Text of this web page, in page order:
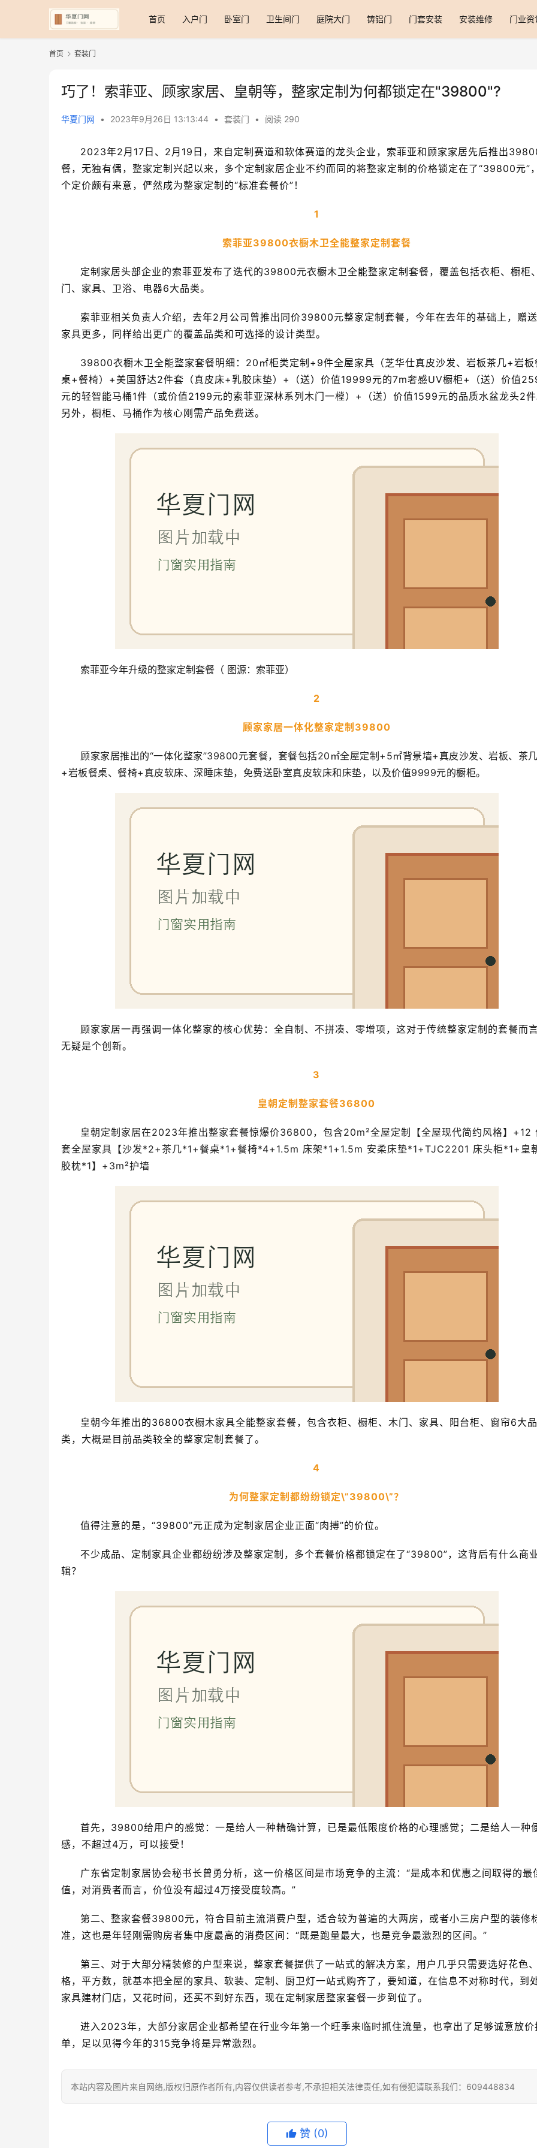
首页 入户门 卧室门 卫生间门 庭院大门 铸铝门 门套安装 安装维修 门业资
首页 套装门
巧了！索菲亚、顾家家居、皇朝等，整家定制为何都锁定在"39800"?
华夏门网 • 2023年9月26日 13:13:44 • 套装门 • 阅读 290
2023年2月17日、2月19日，来自定制赛道和软体赛道的龙头企业，索菲亚和顾家家居先后推出
餐，无独有偶，整家定制兴起以来，多个定制家居企业不约而同的将整家定制的价格锁定在了“39800元”
个定价颇有来意，俨然成为整家定制的“标准套餐价”！
1
索菲亚39800衣橱木卫全能整家定制套餐
定制家居头部企业的索菲亚发布了迭代的39800元衣橱木卫全能整家定制套餐，覆盖包括衣柜、橱柜
门、家具、卫浴、电器6大品类。
索菲亚相关负责人介绍，去年2月公司曾推出同价39800元整家定制套餐，今年在去年的基础上，赠
家具更多，同样给出更广的覆盖品类和可选择的设计类型。
39800衣橱木卫全能整家套餐明细：20㎡柜类定制+9件全屋家具（芝华仕真皮沙发、岩板茶几+岩板
桌+餐椅）+美国舒达2件套（真皮床+乳胶床垫）+（送）价值19999元的7m奢感UV橱柜+（送）价值
元的轻智能马桶1件（或价值2199元的索菲亚深林系列木门一樘）+（送）价值1599元的品质水盆龙头2
另外，橱柜、马桶作为核心刚需产品免费送。
索菲亚今年升级的整家定制套餐（ 图源：索菲亚）
2
顾家家居一体化整家定制39800
顾家家居推出的“一体化整家”39800元套餐，套餐包括20㎡全屋定制+5㎡背景墙+真皮沙发、岩板、茶
+岩板餐桌、餐椅+真皮软床、深睡床垫，免费送卧室真皮软床和床垫，以及价值9999元的橱柜。
顾家家居一再强调一体化整家的核心优势：全自制、不拼凑、零增项，这对于传统整家定制的套餐而
无疑是个创新。
3
皇朝定制整家套餐36800
皇朝定制家居在2023年推出整家套餐惊爆价36800，包含20m²全屋定制【全屋现代简约风格】+12
套全屋家具【沙发*2+茶几*1+餐桌*1+餐椅*4+1.5m 床架*1+1.5m 安柔床垫*1+TJC2201 床头柜*1+皇
胶枕*1】+3m²护墙
皇朝今年推出的36800衣橱木家具全能整家套餐，包含衣柜、橱柜、木门、家具、阳台柜、窗帘6大品
类，大概是目前品类较全的整家定制套餐了。
4
为何整家定制都纷纷锁定\”39800\”？
值得注意的是，“39800”元正成为定制家居企业正面“肉搏”的价位。
不少成品、定制家具企业都纷纷涉及整家定制，多个套餐价格都锁定在了“39800”，这背后有什么商
辑？
首先，39800给用户的感觉：一是给人一种精确计算，已是最低限度价格的心理感觉；二是给人一种
感，不超过4万，可以接受！
广东省定制家居协会秘书长曾勇分析，这一价格区间是市场竞争的主流：“是成本和优惠之间取得的最
值，对消费者而言，价位没有超过4万接受度较高。”
第二、整家套餐39800元，符合目前主流消费户型，适合较为普遍的大两房，或者小三房户型的装修
准，这也是年轻刚需购房者集中度最高的消费区间：“既是跑量最大，也是竞争最激烈的区间。”
第三、对于大部分精装修的户型来说，整家套餐提供了一站式的解决方案，用户几乎只需要选好花色
格，平方数，就基本把全屋的家具、软装、定制、厨卫灯一站式购齐了，要知道，在信息不对称时代，到
家具建材门店，又花时间，还买不到好东西，现在定制家居整家套餐一步到位了。
进入2023年，大部分家居企业都希望在行业今年第一个旺季来临时抓住流量，也拿出了足够诚意放价
单，足以见得今年的315竞争将是异常激烈。
本站内容及图片来自网络,版权归原作者所有,内容仅供读者参考,不承担相关法律责任,如有侵犯请联系我们：609448834
赞 (0)